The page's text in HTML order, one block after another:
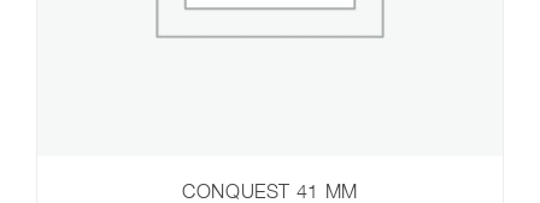
CONQUEST 41 MM